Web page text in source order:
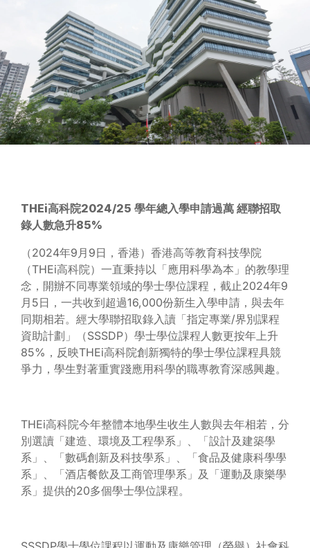
THEi高科院2024/25 學年總入學申請過萬 經聯招取
錄人數急升85%
（2024年9月9日，香港）香港高等教育科技學院
（THEi高科院）一直秉持以「應用科學為本」的教學理
念，開辦不同專業領域的學士學位課程，截止2024年9
月5日，一共收到超過16,000份新生入學申請，與去年
同期相若。經大學聯招取錄入讀「指定專業/界別課程
資助計劃」（SSSDP）學士學位課程人數更按年上升
85%，反映THEi高科院創新獨特的學士學位課程具競
爭力，學生對著重實踐應用科學的職專教育深感興趣。
THEi高科院今年整體本地學生收生人數與去年相若，分
別選讀「建造、環境及工程學系」、「設計及建築學
系」、「數碼創新及科技學系」、「食品及健康科學學
系」、「酒店餐飲及工商管理學系」及「運動及康樂學
系」提供的20多個學士學位課程。